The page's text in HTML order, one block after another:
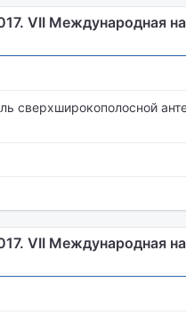
VII Международная
сверхширокополосной
VII Международная